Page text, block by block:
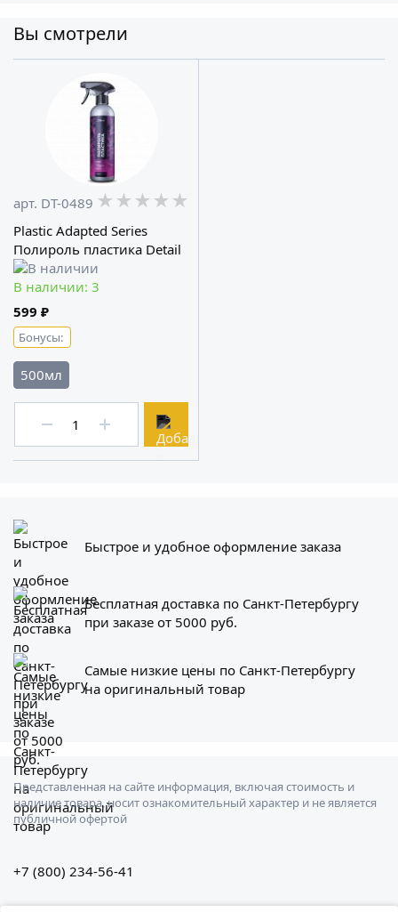
Вы смотрели
арт. DT-0489 ★★★★★
★★★★★
★★★★★
Plastic Adapted Series
Полироль пластика Detail
В наличии: 3
599 ₽
Бонусы:
500мл
Быстрое и удобное оформление заказа
Бесплатная доставка по Санкт-Петербургу
при заказе от 5000 руб.
Самые низкие цены по Санкт-Петербургу
на оригинальный товар
Представленная на сайте информация, включая стоимость и
наличие товара, носит ознакомительный характер и не является
публичной офертой
+7 (800) 234-56-41